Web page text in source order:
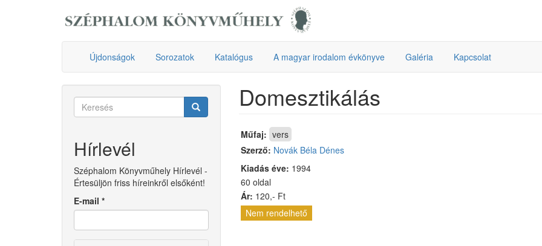
Újdonságok Sorozatok Katalógus A magyar irodalom évkönyve Galéria Kapcsolat
Keresés
Hírlevél
Széphalom Könyvműhely Hírlevél -
Értesüljön friss híreinkről elsőként!
E-mail *
Domesztikálás
Műfaj: vers
Szerző: Novák Béla Dénes
Kiadás éve: 1994
60 oldal
Ár: 120,- Ft
Nem rendelhető